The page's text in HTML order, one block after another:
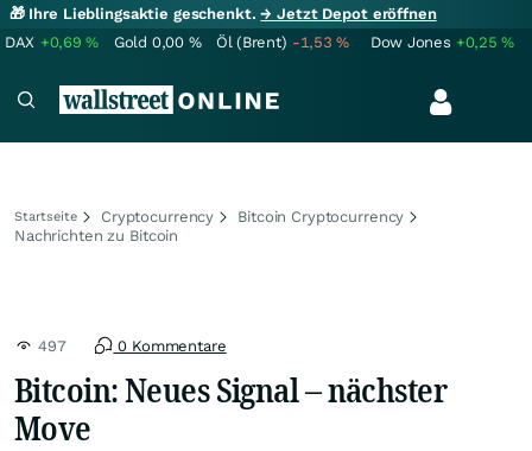
🎁 Ihre Lieblingsaktie geschenkt.→ Jetzt Depot eröffnen
DAX +0,69% Gold 0,00 % Öl (Brent) -1,53% Dow Jones +0,25%
Startseite Cryptocurrency
Bitcoin Cryptocurrency
Nachrichten zu Bitcoin
497 0 Kommentare
Bitcoin: Neues Signal – nächster
Move